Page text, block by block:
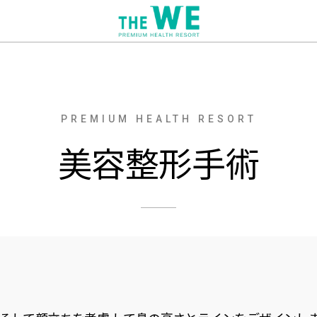
PREMIUM HEALTH RESORT
美容整形手術